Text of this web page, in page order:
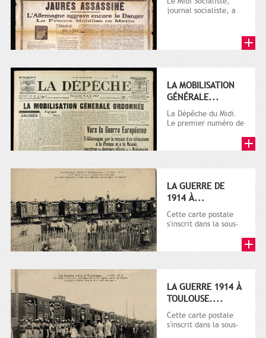
journal socialiste, a
LA MOBILISATION
GÉNÉRALE...
La Dépêche du Midi.
Le premier numéro de
octobre...
LA GUERRE DE
1914 À...
Cette carte postale
s'inscrit dans la sous-
plusieurs milliers de...
LA GUERRE 1914 À
TOULOUSE....
Cette carte postale
s'inscrit dans la sous-